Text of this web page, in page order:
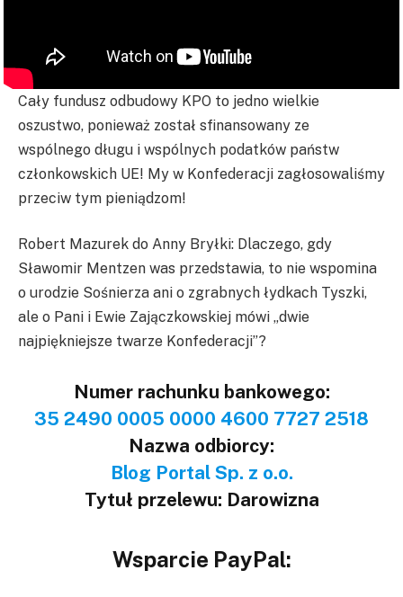
Cały fundusz odbudowy KPO to jedno wielkie
oszustwo, ponieważ został sfinansowany ze
wspólnego długu i wspólnych podatków państw
członkowskich UE! My w Konfederacji zagłosowaliśmy
przeciw tym pieniądzom!
Robert Mazurek do Anny Bryłki: Dlaczego, gdy
Sławomir Mentzen was przedstawia, to nie wspomina
o urodzie Sośnierza ani o zgrabnych łydkach Tyszki,
ale o Pani i Ewie Zajączkowskiej mówi „dwie
najpiękniejsze twarze Konfederacji”?
Numer rachunku bankowego:
35 2490 0005 0000 4600 7727 2518
Nazwa odbiorcy:
Blog Portal Sp. z o.o.
Tytuł przelewu: Darowizna
Wsparcie PayPal: